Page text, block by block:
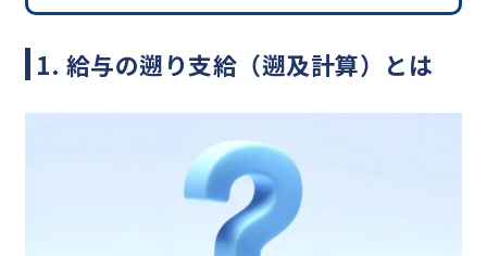
1. 給与の遡り支給（遡及計算）とは